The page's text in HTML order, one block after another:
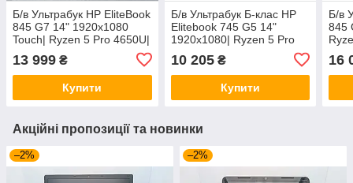
Б/в Ультрабук HP EliteBook
845 G7 14" 1920x1080
Touch| Ryzen 5 Pro 4650U|
Radeon RX Vega 6
13 999 ₴
Купити
Б/в Ультрабук Б-клас HP
Elitebook 745 G5 14"
1920x1080| Ryzen 5 Pro
2500U| 8 GB RAM| 256 GB
SSD| Radeon RX Vega 8
10 205₴
Купити
Б/в
845
16
Акційні пропозиції та новинки
–2% –2%